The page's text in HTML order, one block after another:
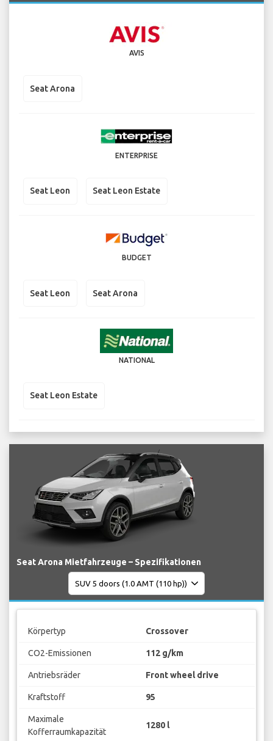
AVIS
Seat Arona
ENTERPRISE
Seat Leon Seat Leon Estate
BUDGET
Seat Leon Seat Arona
NATIONAL
Seat Leon Estate
Seat Arona Mietfahrzeuge – Spezifikationen
Körpertyp Crossover
CO2-Emissionen 112 g/km
Antriebsräder Front wheel drive
Kraftstoff 95
Maximale
Kofferraumkapazität
1280 l